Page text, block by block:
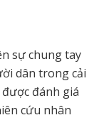
sự chung tay
dân trong cải
đánh giá
cứu nhân